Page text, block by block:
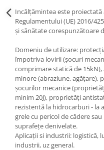
Manusi
Manusi fibre speciale
Manusi fibre speciale
Manusi latex
Manusi neopren
Manusi nitril
Incălţămintea este
Regulamentului (UE) 2016/
şi sănătate corespunzătoare
Domeniu de utilizare:
împotriva lovirii (şocuri
comprimare statică de
minore (abraziune, agăţare),
şocurilor mecanice
minim 20J), proprietăţi
rezistentă la hidrocarburi - la
grele cu pericol de cădere
suprafeţe denivelate.
Aplicații si industrii: logistică,
industrii, uz general.